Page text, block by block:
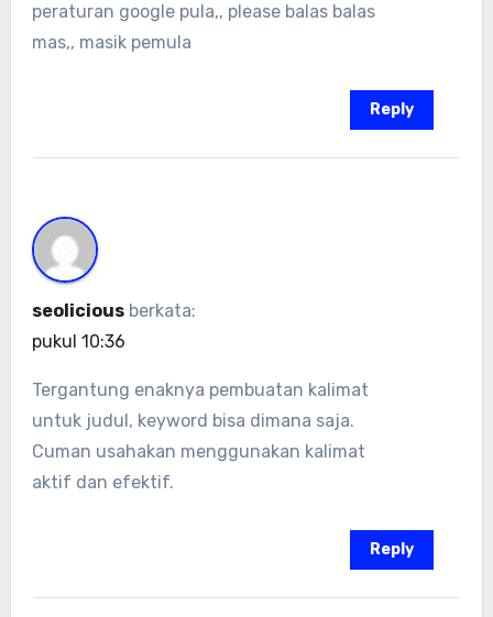
peraturan google pula,, please balas balas
mas,, masik pemula
Reply
seolicious berkata:
pukul 10:36
Tergantung enaknya pembuatan kalimat
untuk judul, keyword bisa dimana saja.
Cuman usahakan menggunakan kalimat
aktif dan efektif.
Reply